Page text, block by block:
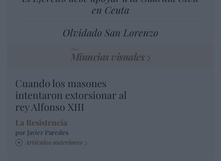
en Ceuta
Olvidado San Lorenzo
Minucias visuales
Cuando los masones
intentaron extorsionar al
rey Alfonso XIII
La Resistencia
por Javier Paredes
Artículos anteriores